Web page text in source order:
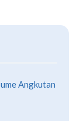
Angkutan